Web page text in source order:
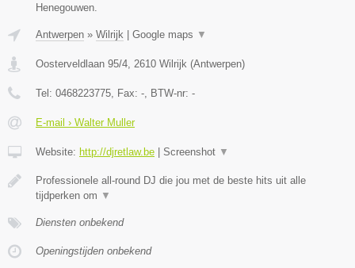
Henegouwen.
Antwerpen » Wilrijk Google maps ▼
Oosterveldlaan 95/4, 2610 Wilrijk (Antwerpen)
Tel: 0468223775, Fax: -, BTW-nr: -
E-mail › Walter Muller
Website: http://djretlaw.be Screenshot ▼
Professionele all-round DJ die jou met de beste hits uit alle
tijdperken om ▼
Diensten onbekend
Openingstijden onbekend